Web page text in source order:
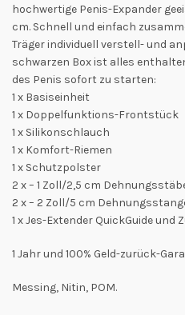
hochwertige Penis-Expander
cm. Schnell und einfach
Träger individuell verstell- und
schwarzen Box ist alles
des Penis sofort zu starten:
1 x Basiseinheit
1 x Doppelfunktions-Frontstück
1 x Silikonschlauch
1 x Komfort-Riemen
1 x Schutzpolster
2 x – 1 Zoll/2,5 cm
2 x – 2 Zoll/5 cm
1 x Jes-Extender QuickGuide und
1 Jahr und 100% Geld-zurück-
Messing, Nitin, POM.